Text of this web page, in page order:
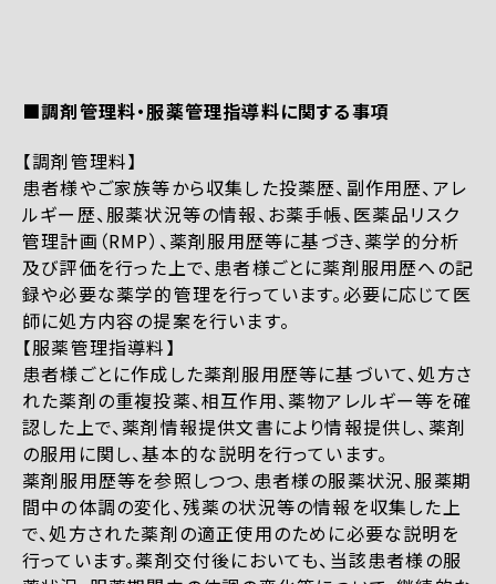
■調剤管理料・服薬管理指導料に関する事項
【調剤管理料】
患者様やご家族等から収集した投薬歴、副作用歴、アレ
ルギー歴、服薬状況等の情報、お薬手帳、医薬品リスク
管理計画（RMP）、薬剤服用歴等に基づき、薬学的分析
及び評価を行った上で、患者様ごとに薬剤服用歴への記
録や必要な薬学的管理を行っています。必要に応じて医
師に処方内容の提案を行います。
【服薬管理指導料】
患者様ごとに作成した薬剤服用歴等に基づいて、処方さ
れた薬剤の重複投薬、相互作用、薬物アレルギー等を確
認した上で、薬剤情報提供文書により情報提供し、薬剤
の服用に関し、基本的な説明を行っています。
薬剤服用歴等を参照しつつ、患者様の服薬状況、服薬期
間中の体調の変化、残薬の状況等の情報を収集した上
で、処方された薬剤の適正使用のために必要な説明を
行っています。薬剤交付後においても、当該患者様の服